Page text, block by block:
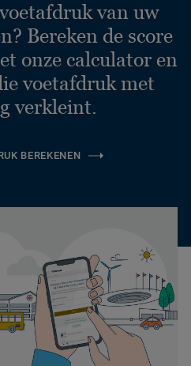
van uw
Bereken de score
onze calculator en
voetafdruk met
verkleint.
BEREKENEN